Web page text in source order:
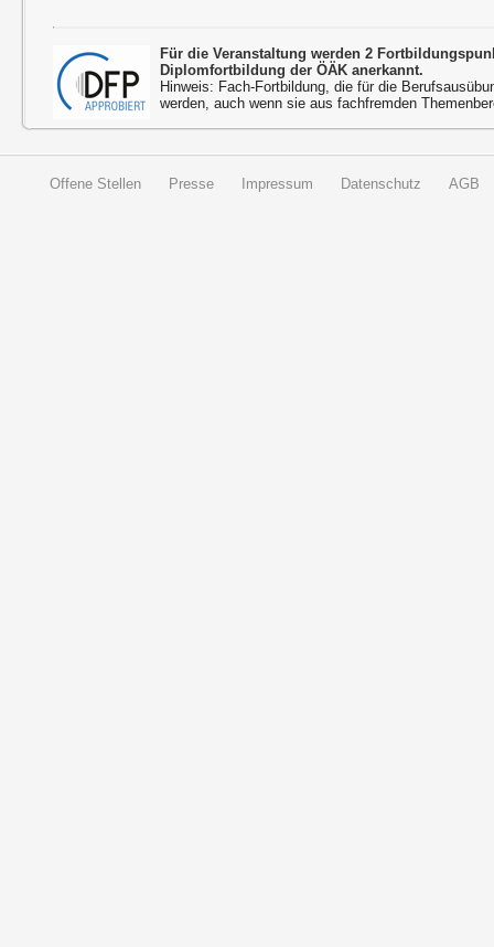
Für die Veranstaltung werden 2
Diplomfortbildung der ÖÄK anerkannt.
Hinweis: Fach-Fortbildung, die für die
werden, auch wenn sie aus fachfremden
Offene Stellen Presse Impressum Datenschutz AGB